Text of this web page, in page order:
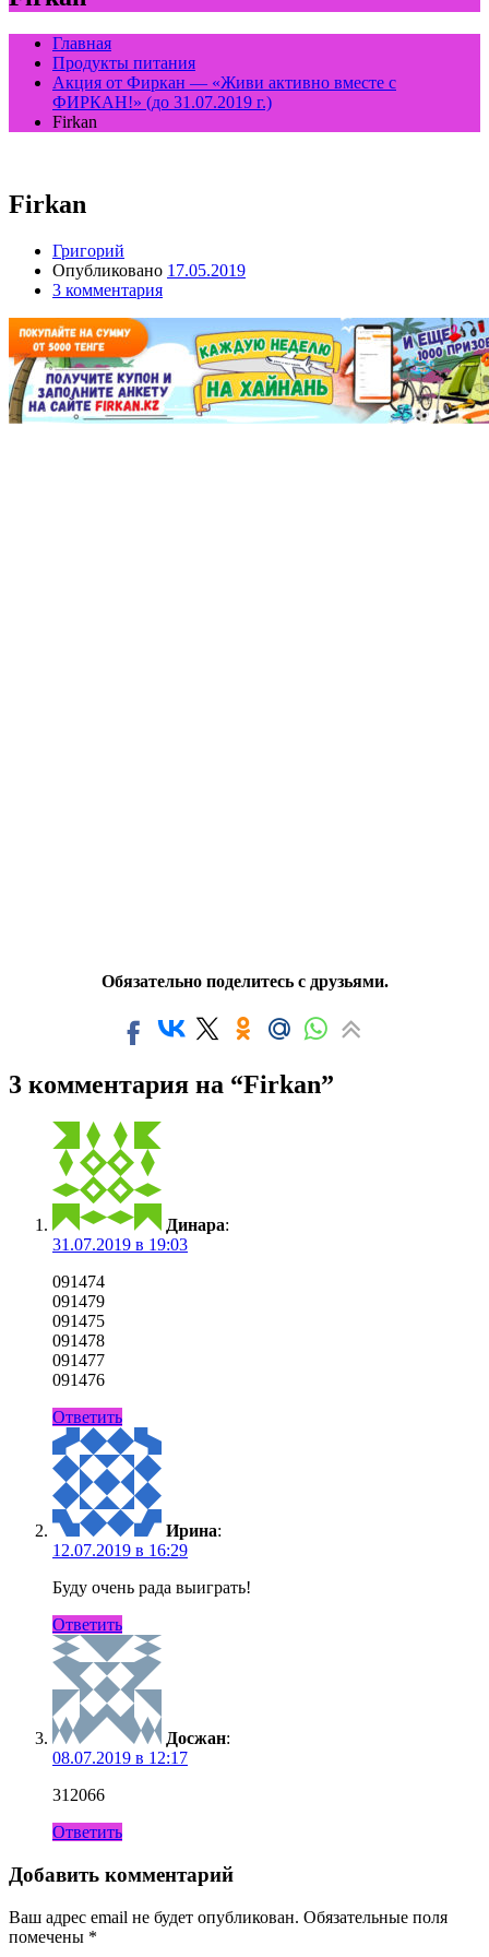
Главная
Продукты питания
Акция от Фиркан — «Живи активно вместе с
ФИРКАН!» (до 31.07.2019 г.)
Firkan
Firkan
Григорий
Опубликовано 17.05.2019
3 комментария
Обязательно поделитесь с друзьями.
3 комментария на “Firkan”
Динара:
31.07.2019 в 19:03
091474
091479
091475
091478
091477
091476
Ответить
Ирина:
12.07.2019 в 16:29
Буду очень рада выиграть!
Ответить
Досжан:
08.07.2019 в 12:17
312066
Ответить
Добавить комментарий
Ваш адрес email не будет опубликован. Обязательные поля
помечены *